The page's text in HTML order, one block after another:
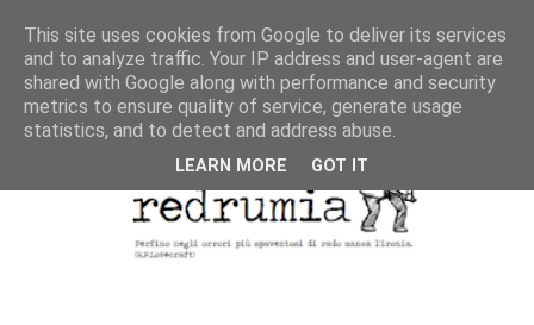
This site uses cookies from Google to deliver its services
and to analyze traffic. Your IP address and user-agent are
shared with Google along with performance and security
metrics to ensure quality of service, generate usage
statistics, and to detect and address abuse.
LEARN MORE GOT IT